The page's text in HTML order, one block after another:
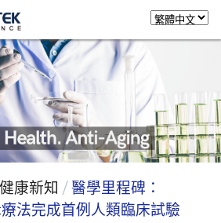
康新知
醫學里程碑：
法完成首例人類臨床試驗